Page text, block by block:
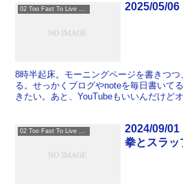
02 Too Fast To Live Too Young To Die 2025/05/06
8時半起床。モーニングページを書きつつ
る。せっかくブログやnoteを毎日書いて
きたい。あと、YouTubeもいいんだけど
02 Too Fast To Live Too Young To Die
2024/09/01
拳とスラッ